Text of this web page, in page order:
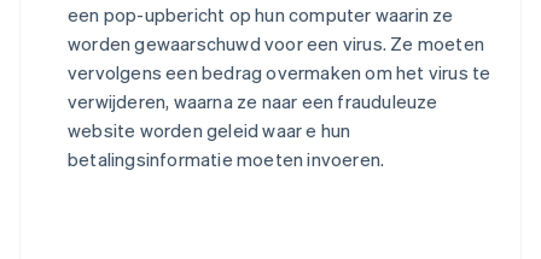
een pop-upbericht op hun computer waarin ze
worden gewaarschuwd voor een virus. Ze moeten
vervolgens een bedrag overmaken om het virus te
verwijderen, waarna ze naar een frauduleuze
website worden geleid waar e hun
betalingsinformatie moeten invoeren.